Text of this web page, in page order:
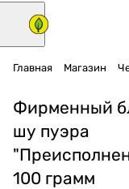
Главная Магазин
Фирменный
шу пуэра
100 грамм